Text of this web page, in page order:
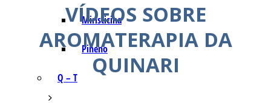
Miristicina
Pineno
Q – T
VÍDEOS SOBRE
AROMATERAPIA DA
QUINARI